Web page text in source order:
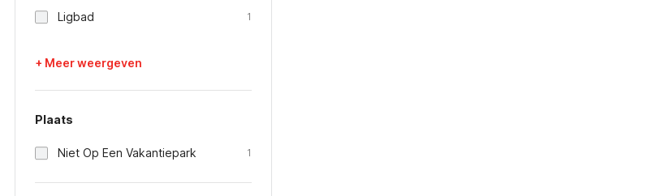
Ligbad 1
+ Meer weergeven
Plaats
Niet Op Een Vakantiepark 1